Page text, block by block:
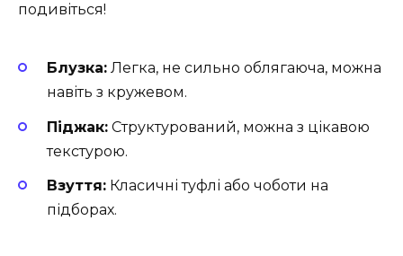
подивіться!
Блузка: Легка, не сильно облягаюча, можна
навіть з кружевом.
Піджак: Структурований, можна з цікавою
текстурою.
Взуття: Класичні туфлі або чоботи на
підборах.